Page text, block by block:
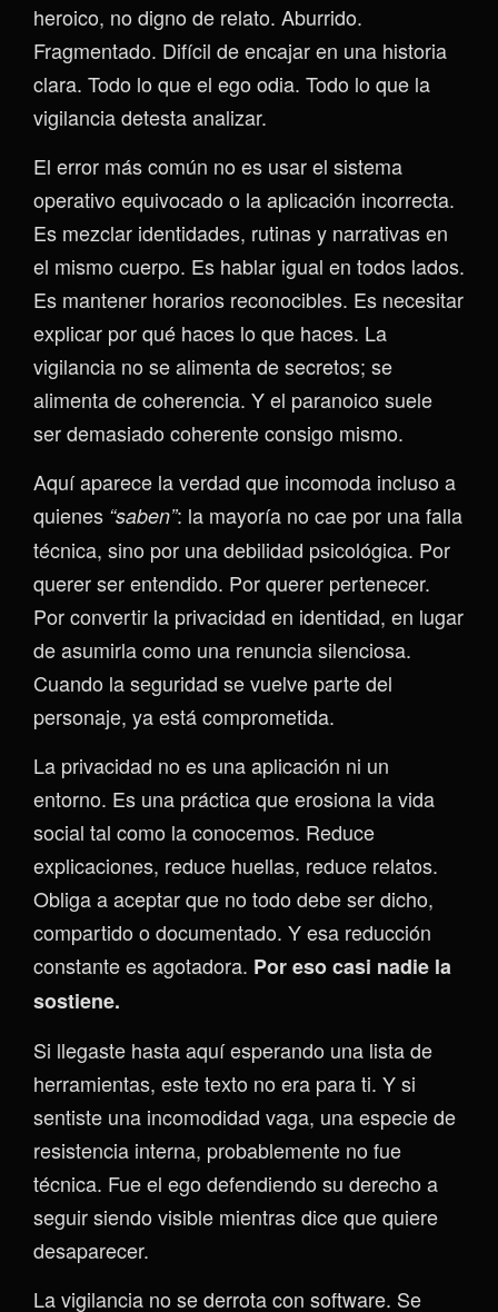
heroico, no digno de relato. Aburrido.
Fragmentado. Difícil de encajar en una historia
clara. Todo lo que el ego odia. Todo lo que la
vigilancia detesta analizar.
El error más común no es usar el sistema
operativo equivocado o la aplicación incorrecta.
Es mezclar identidades, rutinas y narrativas en
el mismo cuerpo. Es hablar igual en todos lados.
Es mantener horarios reconocibles. Es necesitar
explicar por qué haces lo que haces. La
vigilancia no se alimenta de secretos; se
alimenta de coherencia. Y el paranoico suele
ser demasiado coherente consigo mismo.
Aquí aparece la verdad que incomoda incluso a
quienes “saben”: la mayoría no cae por una falla
técnica, sino por una debilidad psicológica. Por
querer ser entendido. Por querer pertenecer.
Por convertir la privacidad en identidad, en lugar
de asumirla como una renuncia silenciosa.
Cuando la seguridad se vuelve parte del
personaje, ya está comprometida.
La privacidad no es una aplicación ni un
entorno. Es una práctica que erosiona la vida
social tal como la conocemos. Reduce
explicaciones, reduce huellas, reduce relatos.
Obliga a aceptar que no todo debe ser dicho,
compartido o documentado. Y esa reducción
constante es agotadora. Por eso casi nadie la
sostiene.
Si llegaste hasta aquí esperando una lista de
herramientas, este texto no era para ti. Y si
sentiste una incomodidad vaga, una especie de
resistencia interna, probablemente no fue
técnica. Fue el ego defendiendo su derecho a
seguir siendo visible mientras dice que quiere
desaparecer.
La vigilancia no se derrota con software. Se